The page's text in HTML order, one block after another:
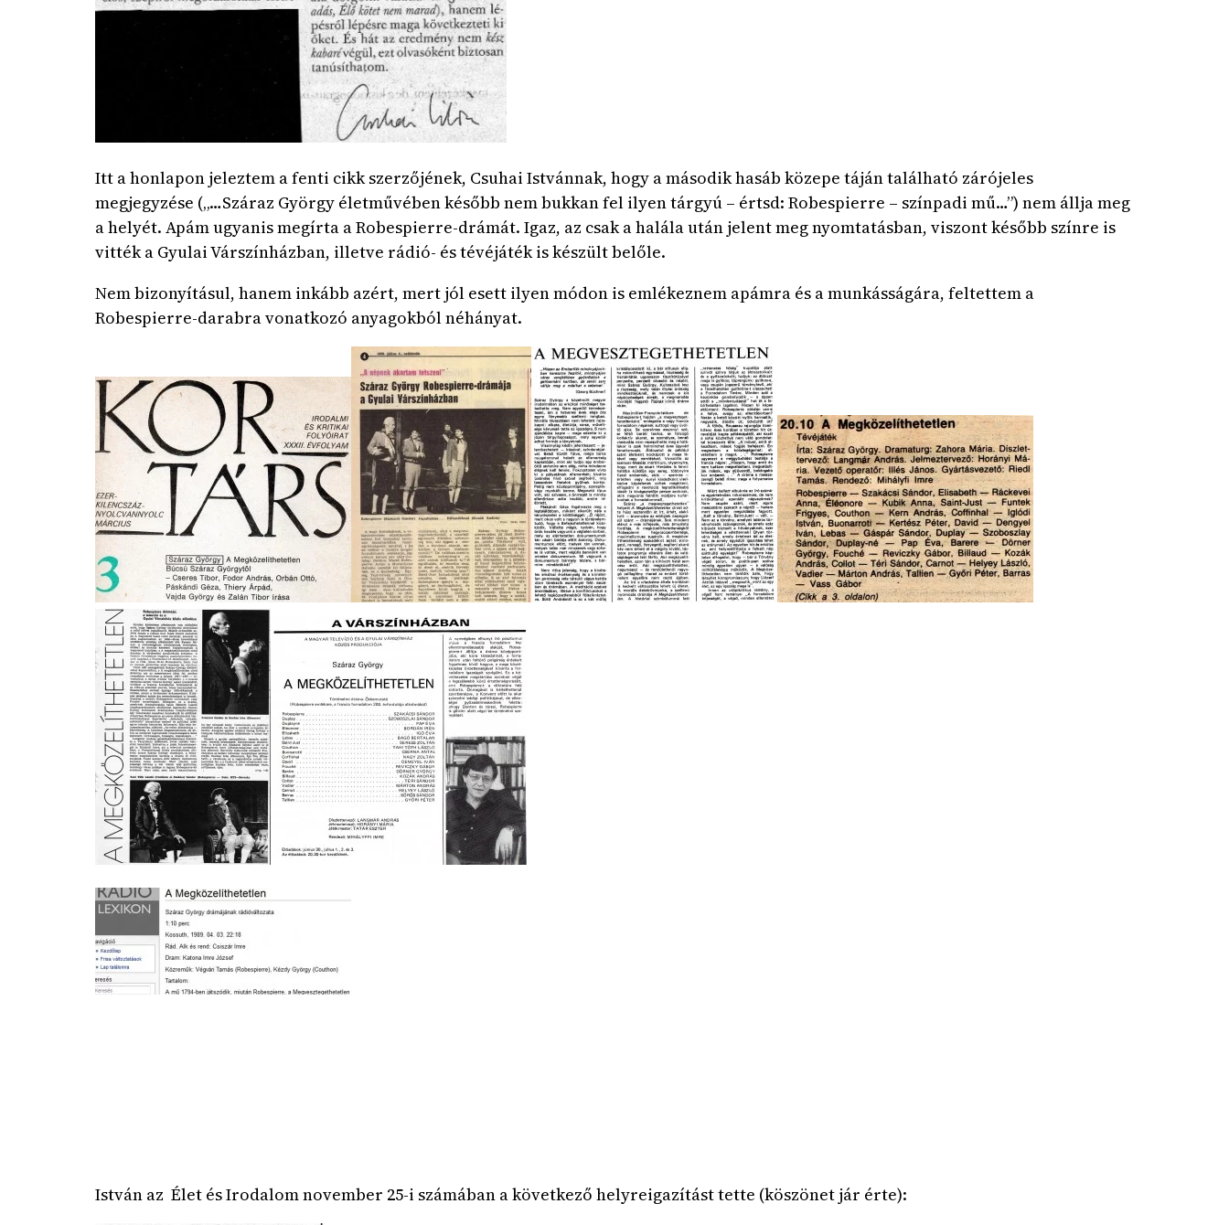
Itt a honlapon jeleztem a fenti cikk szerzőjének, Csuhai Istvánnak, hogy a második hasáb közepe táján található zárójeles
megjegyzése („…Száraz György életművében később nem bukkan fel ilyen tárgyú – értsd: Robespierre – színpadi mű…”) nem állja meg
a helyét. Apám ugyanis megírta a Robespierre-drámát. Igaz, az csak a halála után jelent meg nyomtatásban, viszont később színre is
vitték a Gyulai Várszínházban, illetve rádió- és tévéjáték is készült belőle.
Nem bizonyításul, hanem inkább azért, mert jól esett ilyen módon is emlékeznem apámra és a munkásságára, feltettem a
Robespierre-darabra vonatkozó anyagokból néhányat.
István az Élet és Irodalom november 25-i számában a következő helyreigazítást tette (köszönet jár érte):